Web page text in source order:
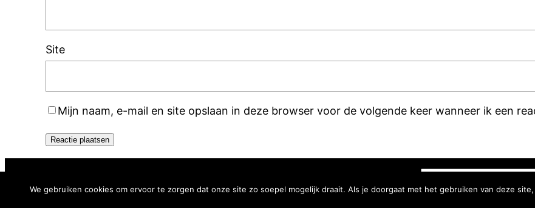
Site
Mijn naam, e-mail en site opslaan in deze browser voor de volgende keer wanneer ik een
Zoeken
We gebruiken cookies om ervoor te zorgen dat onze site zo soepel mogelijk draait. Als je doorgaat met het gebruiken van deze